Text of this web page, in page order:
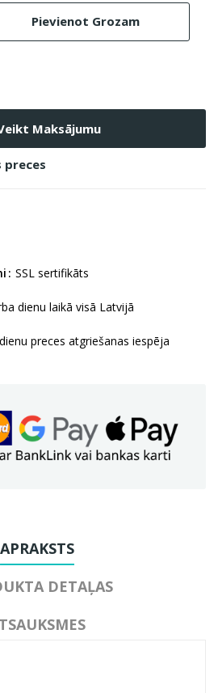
Pievienot Grozam
Maksājumu
preces
SSL sertifikāts
dienu laikā visā Latvijā
preces atgriešanas iespēja
APRAKSTS
DETAĻAS